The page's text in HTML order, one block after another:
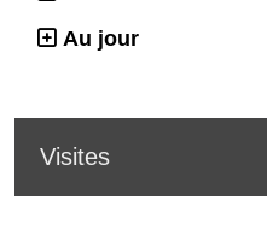
Au jour
Visites